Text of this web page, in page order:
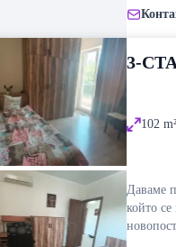
3-
102 m²
Даваме
който